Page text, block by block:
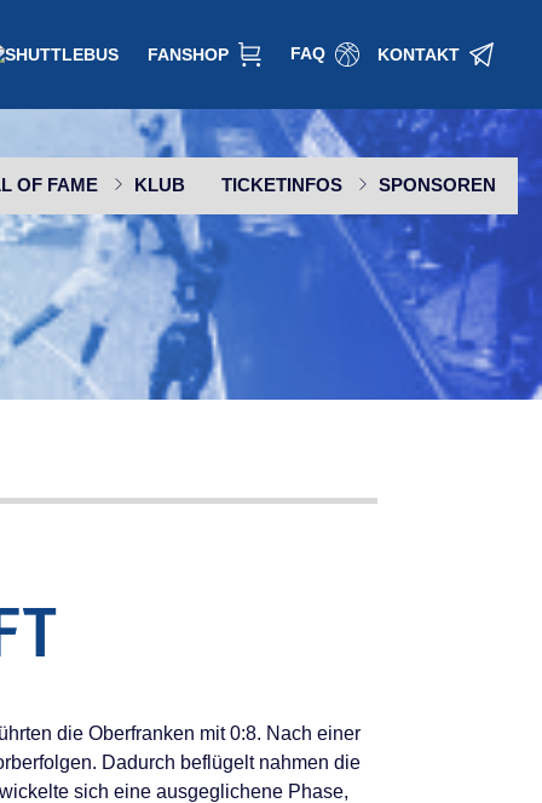
FANSHOP FAQ KONTAKT
OF FAME KLUB TICKETINFOS SPONSOREN
SPONSOR WERDEN
die Oberfranken mit 0:8. Nach einer
Dadurch beflügelt nahmen die
sich eine ausgeglichene Phase,